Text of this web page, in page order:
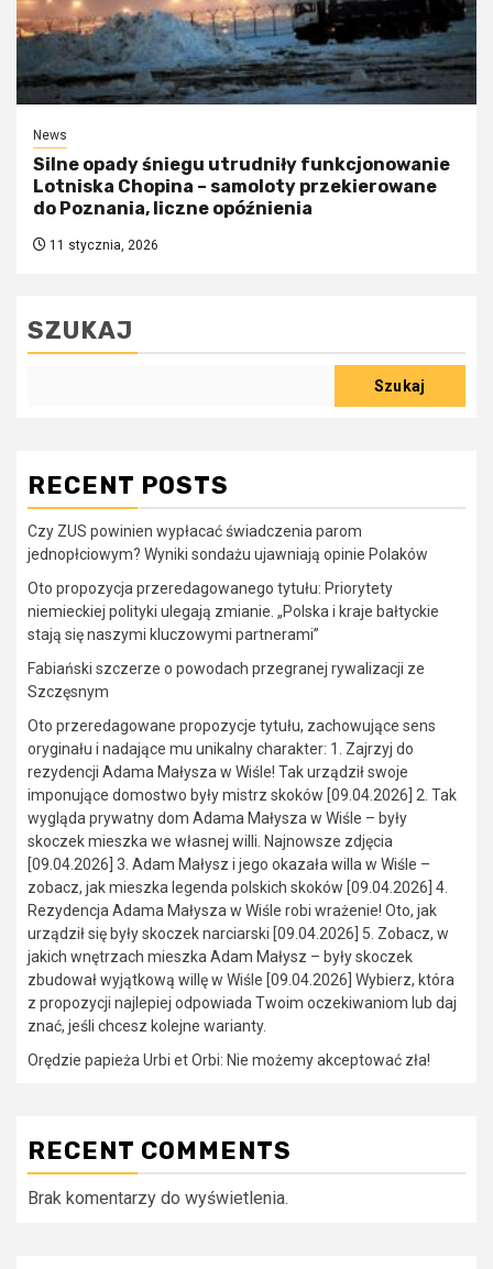
News
Silne opady śniegu utrudniły funkcjonowanie
Lotniska Chopina – samoloty przekierowane
do Poznania, liczne opóźnienia
11 stycznia, 2026
SZUKAJ
Szukaj
RECENT POSTS
Czy ZUS powinien wypłacać świadczenia parom
jednopłciowym? Wyniki sondażu ujawniają opinie Polaków
Oto propozycja przeredagowanego tytułu: Priorytety
niemieckiej polityki ulegają zmianie. „Polska i kraje bałtyckie
stają się naszymi kluczowymi partnerami”
Fabiański szczerze o powodach przegranej rywalizacji ze
Szczęsnym
Oto przeredagowane propozycje tytułu, zachowujące sens
oryginału i nadające mu unikalny charakter: 1. Zajrzyj do
rezydencji Adama Małysza w Wiśle! Tak urządził swoje
imponujące domostwo były mistrz skoków [09.04.2026] 2. Tak
wygląda prywatny dom Adama Małysza w Wiśle – były
skoczek mieszka we własnej willi. Najnowsze zdjęcia
[09.04.2026] 3. Adam Małysz i jego okazała willa w Wiśle –
zobacz, jak mieszka legenda polskich skoków [09.04.2026] 4.
Rezydencja Adama Małysza w Wiśle robi wrażenie! Oto, jak
urządził się były skoczek narciarski [09.04.2026] 5. Zobacz, w
jakich wnętrzach mieszka Adam Małysz – były skoczek
zbudował wyjątkową willę w Wiśle [09.04.2026] Wybierz, która
z propozycji najlepiej odpowiada Twoim oczekiwaniom lub daj
znać, jeśli chcesz kolejne warianty.
Orędzie papieża Urbi et Orbi: Nie możemy akceptować zła!
RECENT COMMENTS
Brak komentarzy do wyświetlenia.